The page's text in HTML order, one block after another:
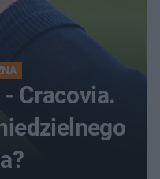
- Cracovia.